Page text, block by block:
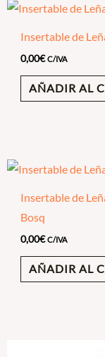
Insertable de
0,00€ C/IVA
AÑADIR AL
Insertable de
Bosq
0,00€ C/IVA
AÑADIR AL